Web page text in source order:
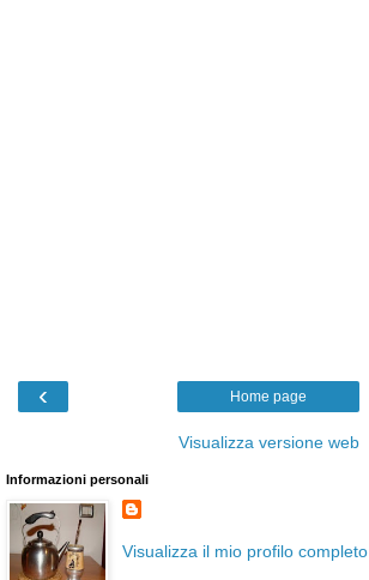
‹ Home page
Visualizza versione web
Informazioni personali
Visualizza il mio profilo completo